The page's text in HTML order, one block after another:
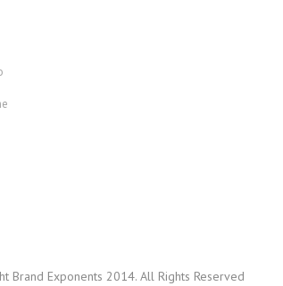
Brand Exponents 2014. All Rights Reserved